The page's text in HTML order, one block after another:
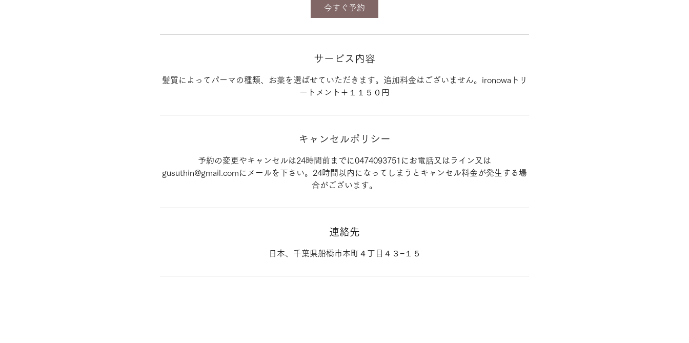
今すぐ予約
サービス内容
髪質によってパーマの種類、お薬を選ばせていただきます。追加料金はございません。ironowaトリ
ートメント＋１１５０円
キャンセルポリシー
予約の変更やキャンセルは24時間前までに0474093751にお電話又はライン又は
gusuthin@gmail.comにメールを下さい。24時間以内になってしまうとキャンセル料金が発生する場
合がございます。
連絡先
日本、千葉県船橋市本町４丁目４３−１５